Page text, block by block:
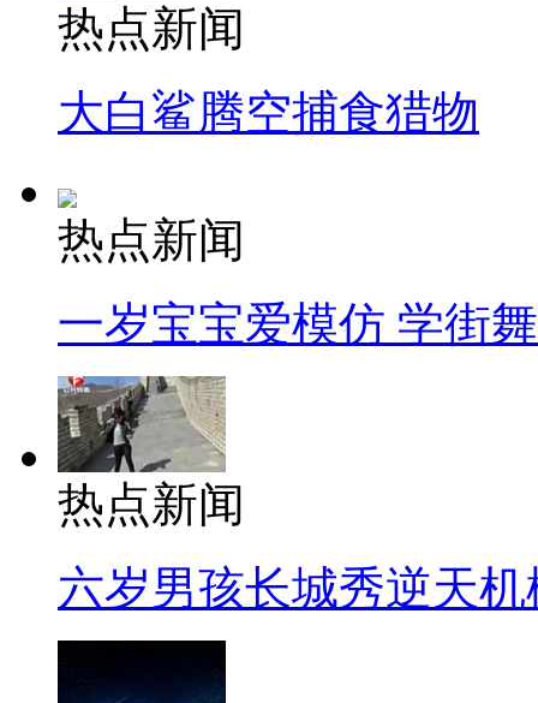
热点新闻
大白鲨腾空捕食猎物
热点新闻
一岁宝宝爱模仿 学街
热点新闻
六岁男孩长城秀逆天机